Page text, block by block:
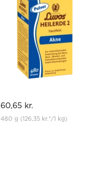
60,65 kr.
480 g (126,35 kr.*/1 kg)